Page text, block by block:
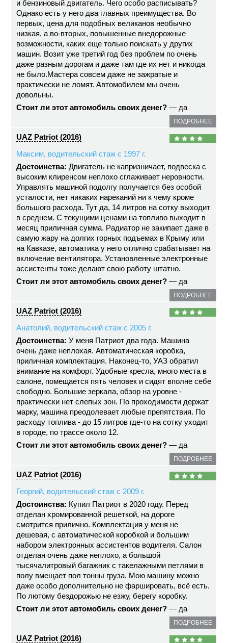
и бензиновый двигатель. Чего особо расписывать?
Однако есть у него два главных преимущества. Во
первых, цена для подобных великанов необычно
низкая, а во-вторых, повышенные внедорожные
возможности, каких еще только поискать у других
машин. Возит уже третий год без проблем по очень
даже разным дорогам и даже там где их нет и никогда
не было.Мастера совсем даже не зажратые и
практически не ломят. Автомобилем мы очень
довольны.
Стоит ли этот автомобиль своих денег? — да
ПОДРОБНЕЕ
UAZ Patriot (2016)
Максим, водительский стаж с 1997 г.
Достоинства: Двигатель не капризничает, подвеска с
высоким клиренсом неплохо сглаживает неровности.
Управлять машиной подолгу получается без особой
усталости, нет никаких нареканий ни к чему кроме
большого расхода. Тут да, 14 литров на сотку выходит
в среднем. С текущими ценами на топливо выходит в
месяц приличная сумма. Радиатор не закипает даже в
самую жару на долгих горных подъемах в Крыму или
на Кавказе, автоматика у него отлично срабатывает на
включение вентилятора. Установленные электронные
ассистенты тоже делают свою работу штатно.
Стоит ли этот автомобиль своих денег? — да
ПОДРОБНЕЕ
UAZ Patriot (2016)
Анатолий, водительский стаж с 2005 г.
Достоинства: У меня Патриот два года. Машина
очень даже неплохая. Автоматическая коробка,
приличная комплектация. Наконец-то, УАЗ обратил
внимание на комфорт. Удобные кресла, много места в
салоне, помещается пять человек и сидят вполне себе
свободно. Большие зеркала, обзор на уровне -
практически нет слепых зон. По проходимости держат
марку, машина преодолевает любые препятствия. По
расходу топлива - до 15 литров где-то на сотку уходит
в городе, по трассе около 12.
Стоит ли этот автомобиль своих денег? — да
ПОДРОБНЕЕ
UAZ Patriot (2016)
Георгий, водительский стаж с 2009 г.
Достоинства: Купил Патриот в 2020 году. Перед
отделан хромированной решеткой, на дороге
смотрится прилично. Комплектация у меня не
дешевая, с автоматической коробкой и большим
набором электронных ассистентов водителя. Салон
отделан очень даже неплохо, а большой
тысячалитровый багажник с такелажными петлями в
полу вмещает пол тонны груза. Мою машину можно
даже особо дополнительно не фаршировать, всё есть.
По лютому бездорожью не езжу, берегу коробку.
Стоит ли этот автомобиль своих денег? — да
ПОДРОБНЕЕ
UAZ Patriot (2016)